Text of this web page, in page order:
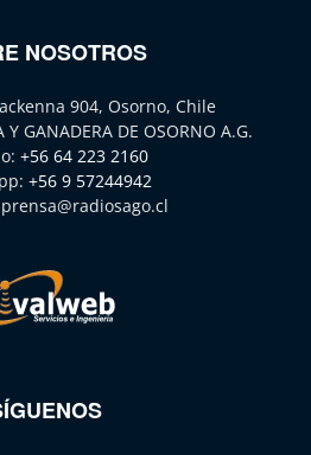
NOSOTROS
904, Osorno, Chile
Y GANADERA DE OSORNO A.G.
+56 64 223 2160
+56 9 57244942
prensa@radiosago.cl